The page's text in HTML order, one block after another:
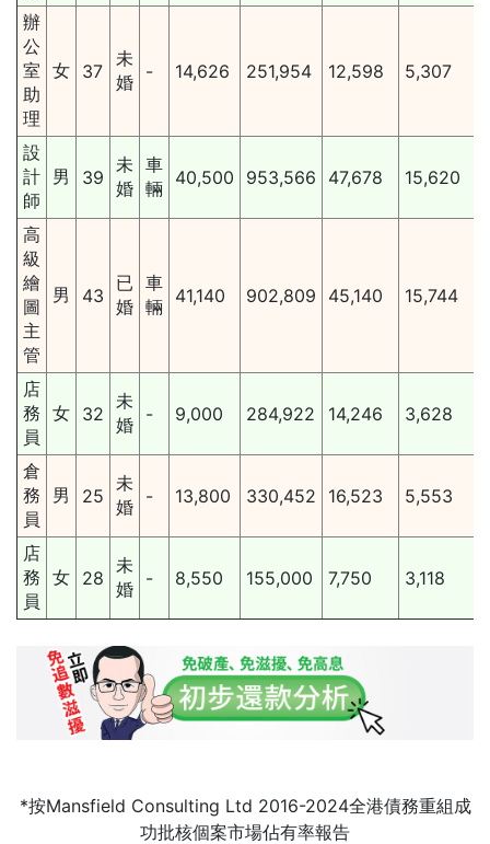
辦
公
室
助
理
女 37
未
婚
- 14,626 251,954 12,598 5,307
設
計
師
男 39
未
婚
車
輛
40,500 953,566 47,678 15,620
高
級
繪
圖
主
管
男 43
已
婚
車
輛
41,140 902,809 45,140 15,744
店
務
員
女 32
未
婚
- 9,000 284,922 14,246 3,628
倉
務
員
男 25
未
婚
- 13,800 330,452 16,523 5,553
店
務
員
女 28
未
婚
- 8,550 155,000 7,750 3,118
*按Mansfield Consulting Ltd 2016-2024全港債務重組成
功批核個案市場佔有率報告